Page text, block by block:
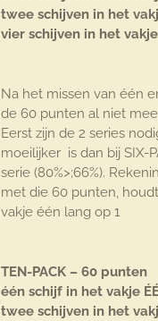
twee schijven in het
vier schijven in het
Na het missen van één
de 60 punten al niet
Eerst zijn de 2 series
moeilijker is dan bij SIX-
serie (80%>;66%).
met die 60 punten,
vakje één lang op 1
TEN-PACK – 60 punten
één schijf in het vakje
twee schijven in het